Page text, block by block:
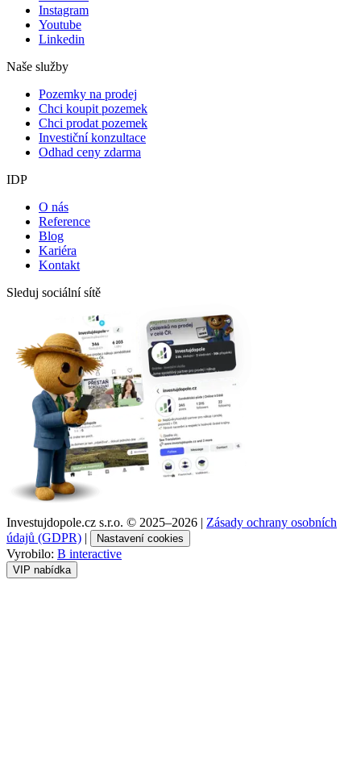
Instagram
Youtube
Linkedin
Naše služby
Pozemky na prodej
Chci koupit pozemek
Chci prodat pozemek
Investiční konzultace
Odhad ceny zdarma
IDP
O nás
Reference
Blog
Kariéra
Kontakt
Sleduj sociální sítě
Investujdopole.cz s.r.o. © 2025–2026 | Zásady ochrany osobních
údajů (GDPR) | Nastavení cookies
Vyrobilo: B interactive
VIP nabídka